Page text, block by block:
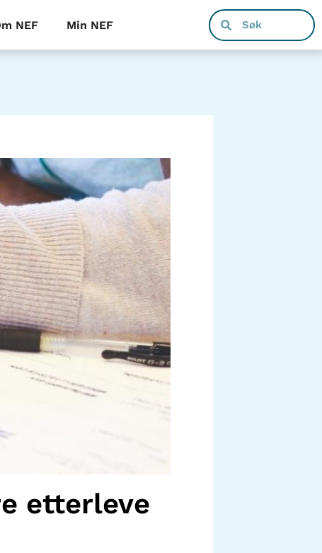
NEF Min NEF
etterleve